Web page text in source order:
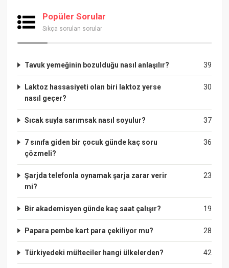
Popüler Sorular
Sıkça sorulan sorular
39
Tavuk yemeğinin bozulduğu nasıl anlaşılır?
30
Laktoz hassasiyeti olan biri laktoz yerse
nasıl geçer?
37
Sıcak suyla sarımsak nasıl soyulur?
36
7 sınıfa giden bir çocuk günde kaç soru
çözmeli?
23
Şarjda telefonla oynamak şarja zarar verir
mi?
19
Bir akademisyen günde kaç saat çalışır?
28
Papara pembe kart para çekiliyor mu?
42
Türkiyedeki mülteciler hangi ülkelerden?